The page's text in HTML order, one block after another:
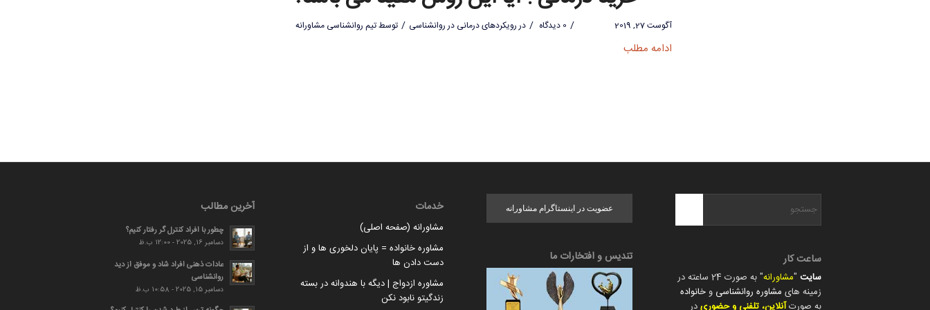
آگوست 27, 2019 / 0 دیدگاه / دررویکردهای درمانی در روانشناسی / توسطتیم روانشناسی مشاورانه
ادامه مطلب
ساعت کار
سایت "مشاورانه
" به صورت 24 ساعته در
زمینه های مشاوره روانشناسی و خانواده
به صورتآنلاین، تلفنی و حضوریدر
عضویت در اینستاگرام مشاورانه
تندیس و افتخارات ما
خدمات
مشاورانه (صفحه اصلی)
مشاوره خانواده = پایان دلخوری ها و از
دست دادن ها
مشاوره ازدواج | دیگه با هندوانه در بسته
زندگیتو نابود نکن
آخرین مطالب
چطور با افراد کنترل گر رفتار کنیم؟
دسامبر 16, 2025 - 12:00 ب.ظ
عادات ذهنی افراد شاد و موفق از دید
روانشناسی
دسامبر 15, 2025 - 10:58 ب.ظ